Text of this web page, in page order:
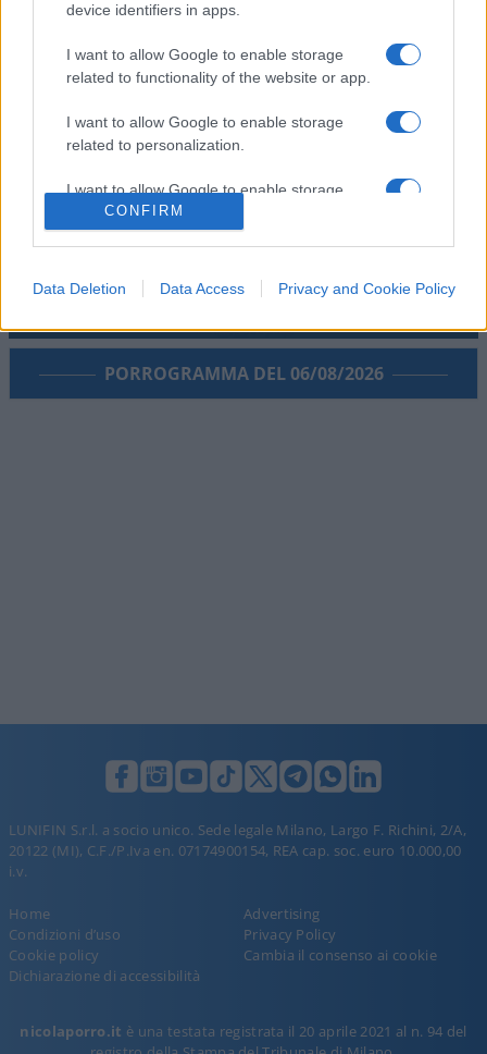
device identifiers in apps.
I want to allow Google to enable storage
related to functionality of the website or app.
I want to allow Google to enable storage
related to personalization.
I want to allow Google to enable storage
related to security, including authentication
functionality and fraud prevention, and other
CONFIRM
Data Deletion Data Access Privacy and Cookie Policy
PORROGRAMMA DEL 06/08/2026
LUNIFIN S.r.l. a socio unico. Sede legale Milano, Largo F. Richini, 2/A,
20122 (MI), C.F./P.Iva en. 07174900154, REA cap. soc. euro 10.000,00
i.v.
Home
Advertising
Condizioni d’uso
Privacy Policy
Cookie policy
Cambia il consenso ai cookie
Dichiarazione di accessibilità
nicolaporro.it è una testata registrata il 20 aprile 2021 al n. 94 del